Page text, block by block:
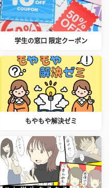
学生の窓口 限定クーポン
もやもや解決ゼミ